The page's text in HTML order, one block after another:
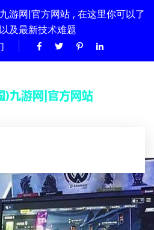
游网|官方网站 , 在这里你可以了
及最新技术难题